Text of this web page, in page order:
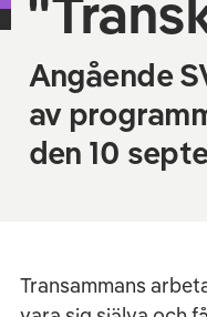
Angående
av
den 10
Transammans